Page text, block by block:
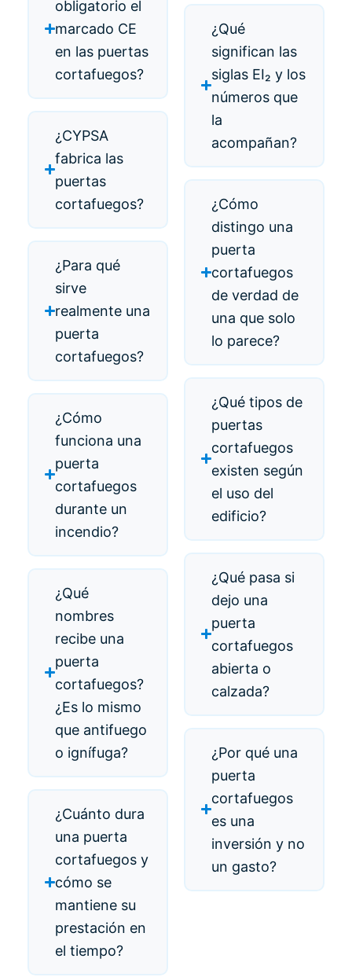
obligatorio el
marcado CE
en las puertas
cortafuegos?
¿CYPSA
fabrica las
puertas
cortafuegos?
¿Para qué
sirve
realmente una
puerta
cortafuegos?
¿Cómo
funciona una
puerta
cortafuegos
durante un
incendio?
¿Qué
nombres
recibe una
puerta
cortafuegos?
¿Es lo mismo
que antifuego
o ignífuga?
¿Cuánto dura
una puerta
cortafuegos y
cómo se
mantiene su
prestación en
el tiempo?
¿Qué
significan las
siglas EI₂ y los
números que
la
acompañan?
¿Cómo
distingo una
puerta
cortafuegos
de verdad de
una que solo
lo parece?
¿Qué tipos de
puertas
cortafuegos
existen según
el uso del
edificio?
¿Qué pasa si
dejo una
puerta
cortafuegos
abierta o
calzada?
¿Por qué una
puerta
cortafuegos
es una
inversión y no
un gasto?